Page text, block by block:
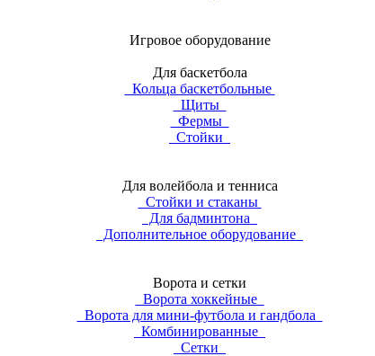
Игровое оборудование
Для баскетбола
Кольца баскетбольные
Щиты
Фермы
Стойки
Для волейбола и тенниса
Стойки и стаканы
Для бадминтона
Дополнительное оборудование
Ворота и сетки
Ворота хоккейные
Ворота для мини-футбола и гандбола
Комбинированные
Сетки